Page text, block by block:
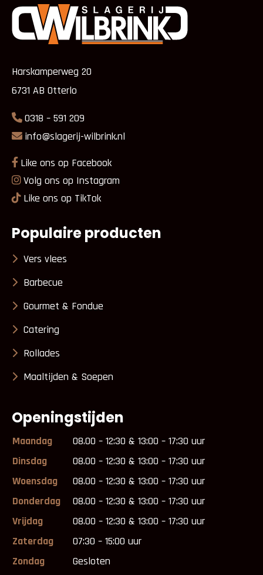
Harskamperweg 20
6731 AB Otterlo
0318 – 591 209
info@slagerij-wilbrink.nl
Like ons op Facebook
Volg ons op Instagram
Like ons op TikTok
Populaire producten
Vers vlees
Barbecue
Gourmet & Fondue
Catering
Rollades
Maaltijden & Soepen
Openingstijden
Maandag
08.00 – 12:30 & 13:00 – 17:30 uur
Dinsdag
08.00 – 12:30 & 13:00 – 17:30 uur
Woensdag
08.00 – 12:30 & 13:00 – 17:30 uur
Donderdag
08.00 – 12:30 & 13:00 – 17:30 uur
Vrijdag
08.00 – 12:30 & 13:00 – 17:30 uur
Zaterdag
07:30 – 15:00 uur
Zondag
Gesloten